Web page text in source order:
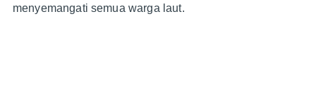
menyemangati semua warga laut.